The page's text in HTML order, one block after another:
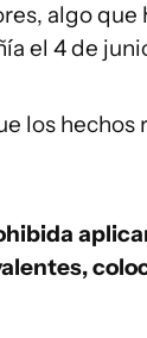
algo que
el 4 de
los hechos